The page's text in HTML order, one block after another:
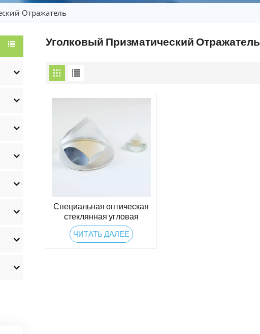
Отражатель
Уголковый Призматический Отражатель
Специальная оптическая
стеклянная угловая
призма куба
ЧИТАТЬ ДАЛЕЕ